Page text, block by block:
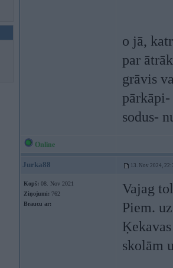
o jā,
par
grāvis
sodus-
Online
Jurka88 13. Nov 2024,
Kopš: 08. Nov 2021
Ziņojumi: 762
Braucu ar:
Vajag
Piem.
skolām